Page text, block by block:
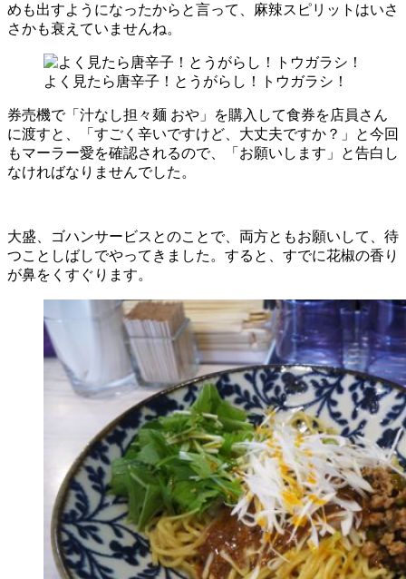
めも出すようになったからと言って、麻辣スピリットはいさ
さかも衰えていませんね。
よく見たら唐辛子！とうがらし！トウガラシ！
券売機で「汁なし担々麺 おや」を購入して食券を店員さん
に渡すと、「すごく辛いですけど、大丈夫ですか？」と今回
もマーラー愛を確認されるので、「お願いします」と告白し
なければなりませんでした。
大盛、ゴハンサービスとのことで、両方ともお願いして、待
つことしばしでやってきました。すると、すでに花椒の香り
が鼻をくすぐります。